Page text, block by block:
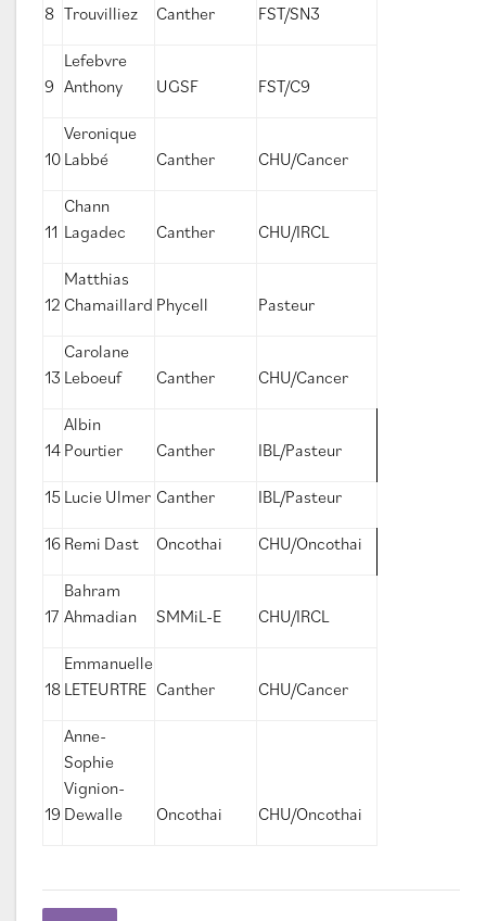
8 Trouvilliez
Canther FST/SN3
9
Lefebvre
Anthony
UGSF FST/C9
10
Veronique
Labbé
Canther CHU/Cancer
11
Chann
Lagadec
Canther CHU/IRCL
12
Matthias
Chamaillard Phycell Pasteur
13
Carolane
Leboeuf
Canther CHU/Cancer
14
Albin
Pourtier
Canther IBL/Pasteur
15 Lucie Ulmer Canther IBL/Pasteur
16 Remi Dast Oncothai CHU/Oncothai
17
Bahram
Ahmadian
SMMiL-E CHU/IRCL
18
Emmanuelle
LETEURTRE Canther CHU/Cancer
19
Anne-
Sophie
Vignion-
Dewalle
Oncothai CHU/Oncothai